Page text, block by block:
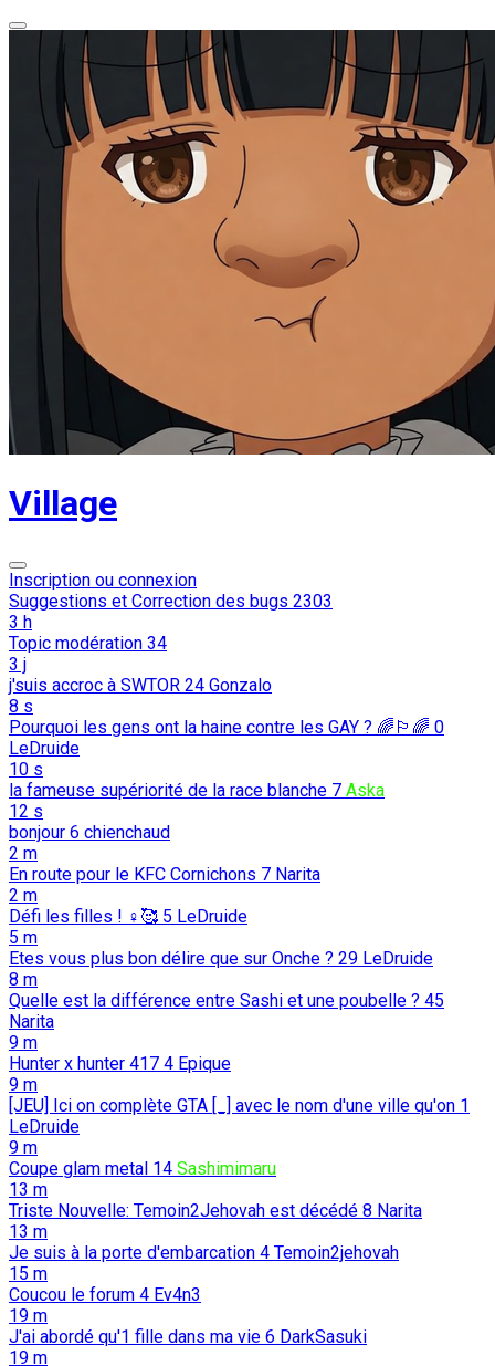
Village
Inscription ou connexion
Suggestions et Correction des bugs 2303
3 h
Topic modération 34
3 j
j'suis accroc à SWTOR 24 Gonzalo
8 s
Pourquoi les gens ont la haine contre les GAY ? 🌈🏳️‍🌈 0
LeDruide
10 s
la fameuse supériorité de la race blanche 7 Aska
12 s
bonjour 6 chienchaud
2 m
En route pour le KFC Cornichons 7 Narita
2 m
Défi les filles ! ♀️🥰 5 LeDruide
5 m
Etes vous plus bon délire que sur Onche ? 29 LeDruide
8 m
Quelle est la différence entre Sashi et une poubelle ? 45
Narita
9 m
Hunter x hunter 417 4 Epique
9 m
[JEU] Ici on complète GTA [_] avec le nom d'une ville qu'on 1
LeDruide
9 m
Coupe glam metal 14 Sashimimaru
13 m
Triste Nouvelle: Temoin2Jehovah est décédé 8 Narita
13 m
Je suis à la porte d'embarcation 4 Temoin2jehovah
15 m
Coucou le forum 4 Ev4n3
19 m
J'ai abordé qu'1 fille dans ma vie 6 DarkSasuki
19 m